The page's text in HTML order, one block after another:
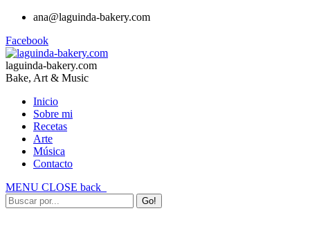
ana@laguinda-bakery.com
Facebook
laguinda-bakery.com
Bake, Art & Music
Inicio
Sobre mi
Recetas
Arte
Música
Contacto
MENU CLOSE back